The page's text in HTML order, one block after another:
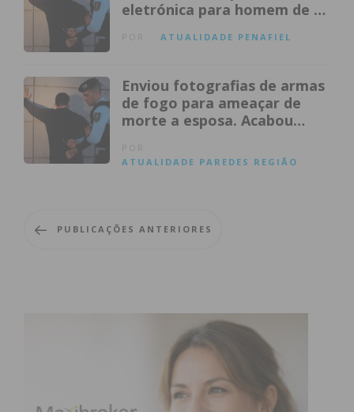
eletrónica para homem de 48
ATUALIDADE PENAFIEL
Enviou fotografias de armas
de fogo para ameaçar de
morte a esposa. Acabou
ATUALIDADE PAREDES REGIÃO
PUBLICAÇÕES ANTERIORES